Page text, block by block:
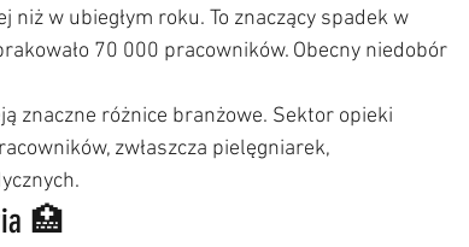
niż w ubiegłym roku. To znaczący spadek w
70 000 pracowników. Obecny niedobór
znaczne różnice branżowe. Sektor opieki
zwłaszcza pielęgniarek,
🏥